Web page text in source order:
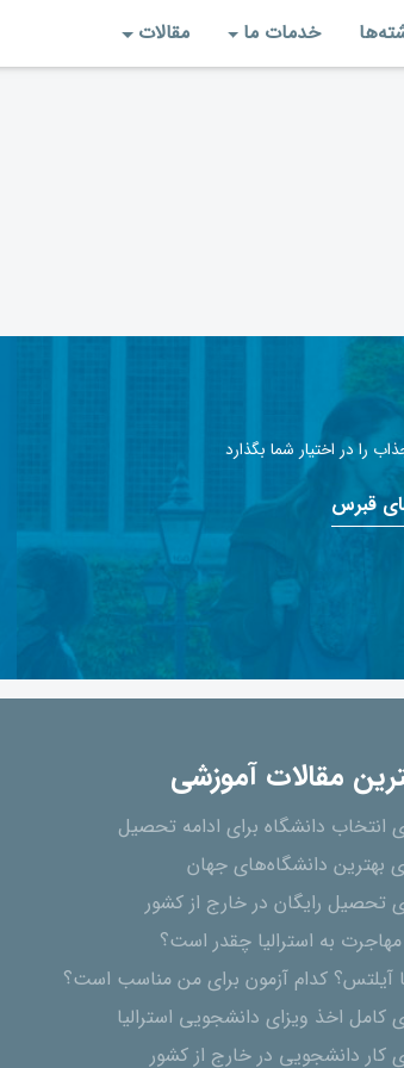
خدمات ما مقالات
را در اختیار شما بگذارد
قبرس
مقالات آموزشی
انتخاب دانشگاه برای ادامه تحصیل
بهترین دانشگاه‌های جهان
تحصیل رایگان در خارج از کشور
به استرالیا چقدر است؟
آیلتس؟ کدام آزمون برای من مناسب است؟
کامل اخذ ویزای دانشجویی استرالیا
کار دانشجویی در خارج از کشور